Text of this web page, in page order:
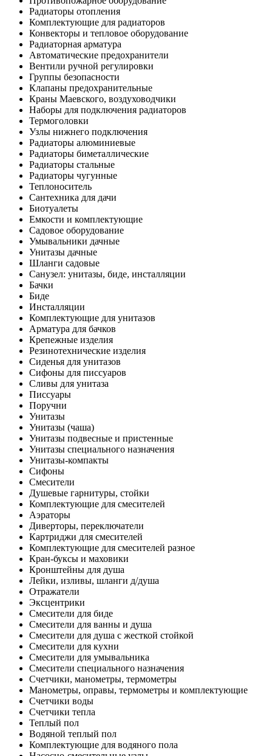
Радиаторы отопления
Комплектующие для радиаторов
Конвекторы и тепловое оборудование
Радиаторная арматура
Автоматические предохранители
Вентили ручной регулировки
Группы безопасности
Клапаны предохранительные
Краны Маевского, воздуховодчики
Наборы для подключения радиаторов
Термоголовки
Узлы нижнего подключения
Радиаторы алюминиевые
Радиаторы биметаллические
Радиаторы стальные
Радиаторы чугунные
Теплоноситель
Сантехника для дачи
Биотуалеты
Емкости и комплектующие
Садовое оборудование
Умывальники дачные
Унитазы дачные
Шланги садовые
Санузел: унитазы, биде, инсталляции
Бачки
Биде
Инсталляции
Комплектующие для унитазов
Арматура для бачков
Крепежные изделия
Резинотехнические изделия
Сиденья для унитазов
Сифоны для писсуаров
Сливы для унитаза
Писсуары
Поручни
Унитазы
Унитазы (чаша)
Унитазы подвесные и пристенные
Унитазы специального назначения
Унитазы-компакты
Сифоны
Смесители
Душевые гарнитуры, стойки
Комплектующие для смесителей
Аэраторы
Диверторы, переключатели
Картриджи для смесителей
Комплектующие для смесителей разное
Кран-буксы и маховики
Кронштейны для душа
Лейки, изливы, шланги д/душа
Отражатели
Эксцентрики
Смесители для биде
Смесители для ванны и душа
Смесители для душа с жесткой стойкой
Смесители для кухни
Смесители для умывальника
Смесители специального назначения
Счетчики, манометры, термометры
Манометры, оправы, термометры и комплектующие
Счетчики воды
Счетчики тепла
Теплый пол
Водяной теплый пол
Комплектующие для водяного пола